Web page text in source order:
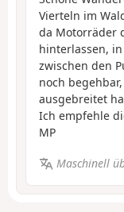
Vierteln im
da Motorräder
hinterlassen,
zwischen den
noch
ausgebreitet
Ich empfehle
MP
Maschinell